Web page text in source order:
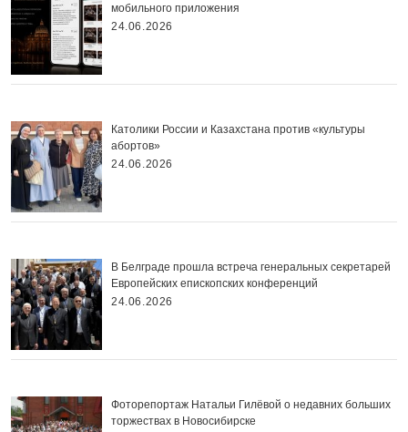
мобильного приложения
24.06.2026
Католики России и Казахстана против «культуры
абортов»
24.06.2026
В Белграде прошла встреча генеральных секретарей
Европейских епископских конференций
24.06.2026
Фоторепортаж Натальи Гилёвой о недавних больших
торжествах в Новосибирске